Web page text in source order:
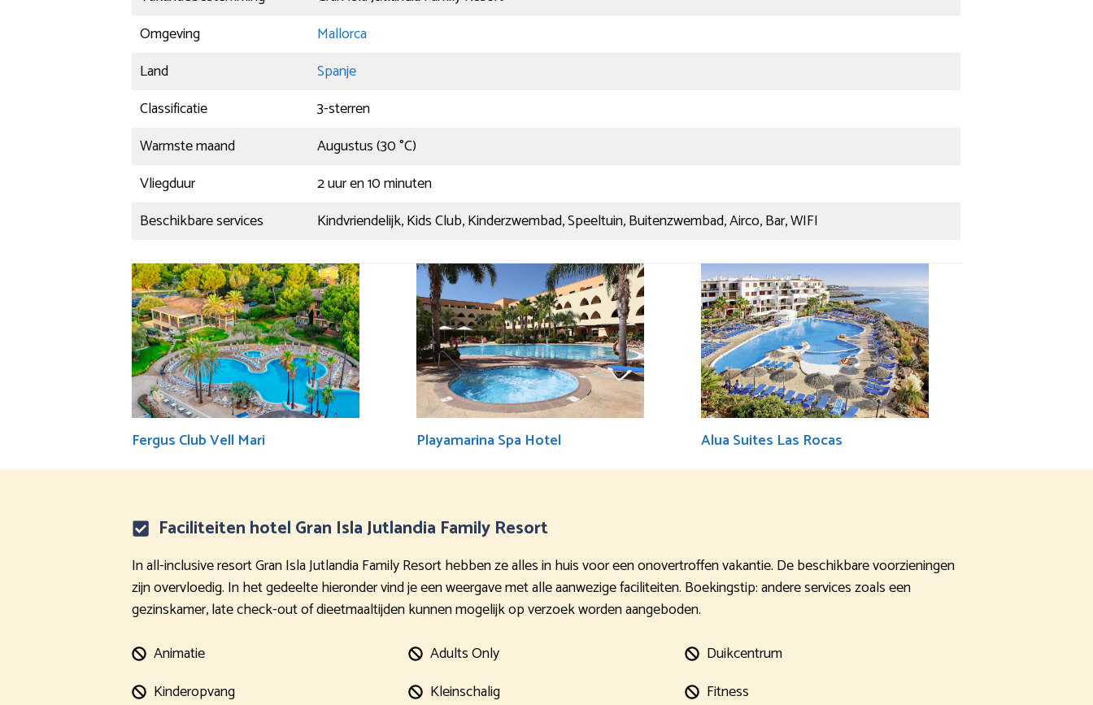
Omgeving
Mallorca
Land
Spanje
Classificatie
3-sterren
Warmste maand
Augustus (30 °C)
Vliegduur
2 uur en 10 minuten
Beschikbare services
Kindvriendelijk, Kids Club, Kinderzwembad, Speeltuin, Buitenzwembad, Airco, Bar, WIFI
Fergus Club Vell Mari Playamarina Spa Hotel Alua Suites Las Rocas
Faciliteiten hotel Gran Isla Jutlandia Family Resort
In all-inclusive resort Gran Isla Jutlandia Family Resort hebben ze alles in huis voor een onovertroffen vakantie. De beschikbare voorzieningen
zijn overvloedig. In het gedeelte hieronder vind je een weergave met alle aanwezige faciliteiten. Boekingstip: andere services zoals een
gezinskamer, late check-out of dieetmaaltijden kunnen mogelijk op verzoek worden aangeboden.
Animatie
Kinderopvang
Adults Only
Kleinschalig
Duikcentrum
Fitness